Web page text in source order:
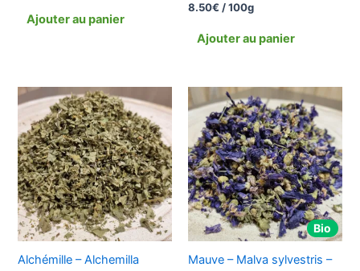
Ajouter au panier
8.50€ / 100g
Ajouter au panier
Alchémille – Alchemilla
Bio
Mauve – Malva sylvestris –